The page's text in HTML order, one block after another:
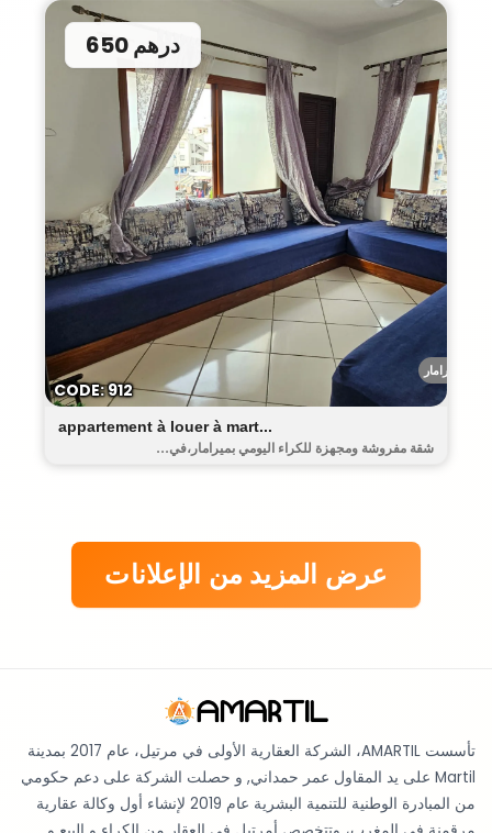
ميرامار
appartement à louer à mart...
650 درهم
شقة مفروشة ومجهزة للكراء اليومي بميرامار،في...
CODE: 912
عرض المزيد من الإعلانات
تأسست AMARTIL، الشركة العقارية الأولى في مرتيل، عام 2017 بمدينة
Martil على يد المقاول عمر حمداني, و حصلت الشركة على دعم حكومي
من المبادرة الوطنية للتنمية البشرية عام 2019 لإنشاء أول وكالة عقارية